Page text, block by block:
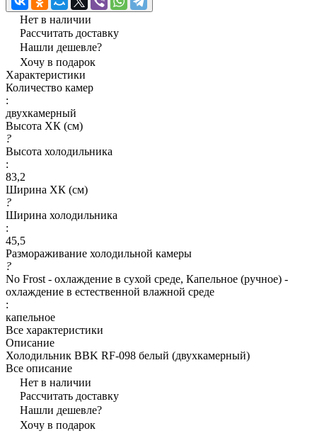
Нет в наличии
Рассчитать доставку
Нашли дешевле?
Хочу в подарок
Характеристики
Количество камер
:
двухкамерный
Высота ХК (см)
?
Высота холодильника
:
83,2
Ширина ХК (см)
?
Ширина холодильника
:
45,5
Размораживание холодильной камеры
?
No Frost - охлаждение в сухой среде, Капельное (ручное) -
охлаждение в естественной влажной среде
:
капельное
Все характеристики
Описание
Холодильник BBK RF-098 белый (двухкамерный)
Все описание
Нет в наличии
Рассчитать доставку
Нашли дешевле?
Хочу в подарок